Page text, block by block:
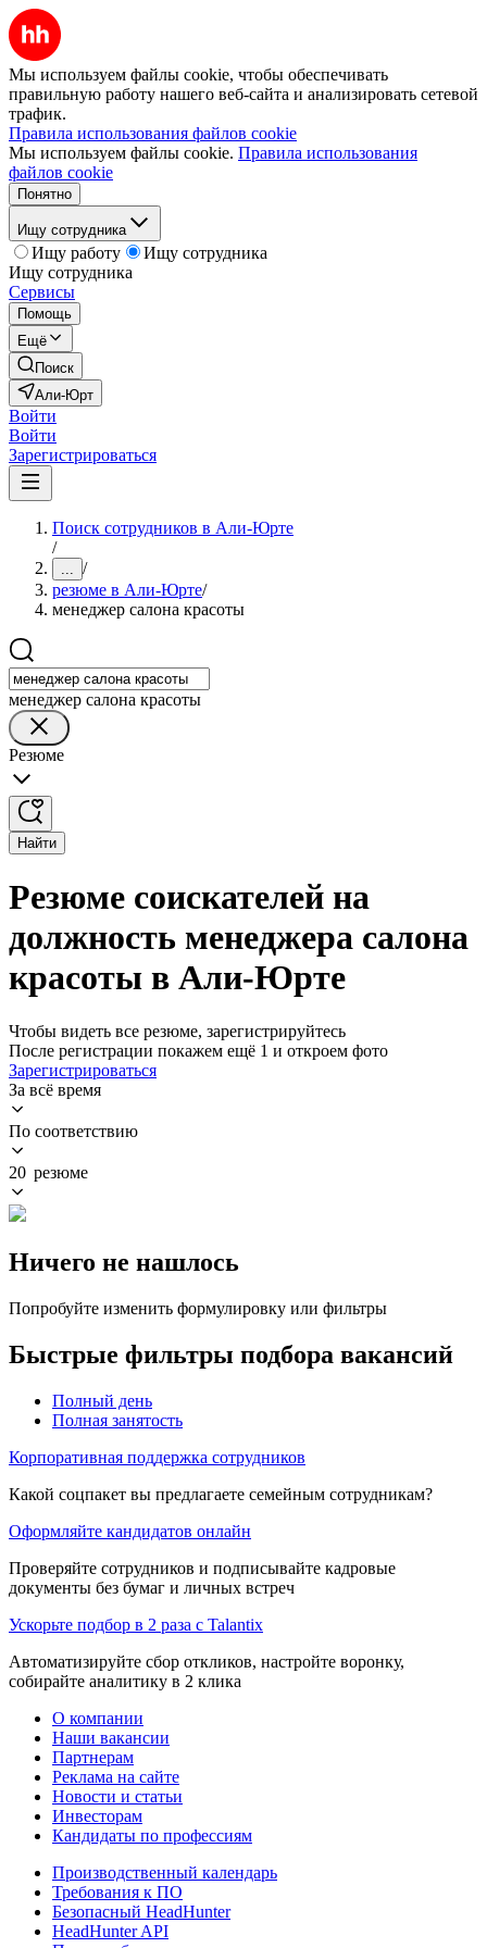
Мы используем файлы cookie, чтобы обеспечивать
правильную работу нашего веб-сайта и анализировать сетевой
трафик.
Правила использования файлов cookie
Мы используем файлы cookie. Правила использования
файлов cookie
Понятно
Ищу сотрудника
Ищу работу
Ищу сотрудника
Ищу сотрудника
Сервисы
Помощь
Ещё
Поиск
Али-Юрт
Войти
Войти
Зарегистрироваться
Поиск сотрудников в Али-Юрте
/
... /
резюме в Али-Юрте/
менеджер салона красоты
менеджер салона красоты
Резюме
Найти
Резюме соискателей на
должность менеджера салона
красоты в Али-Юрте
Чтобы видеть все резюме, зарегистрируйтесь
После регистрации покажем ещё 1 и откроем фото
Зарегистрироваться
За всё время
По соответствию
20 резюме
Ничего не нашлось
Попробуйте изменить формулировку или фильтры
Быстрые фильтры подбора вакансий
Полный день
Полная занятость
Корпоративная поддержка сотрудников
Какой соцпакет вы предлагаете семейным сотрудникам?
Оформляйте кандидатов онлайн
Проверяйте сотрудников и подписывайте кадровые
документы без бумаг и личных встреч
Ускорьте подбор в 2 раза с Talantix
Автоматизируйте сбор откликов, настройте воронку,
собирайте аналитику в 2 клика
О компании
Наши вакансии
Партнерам
Реклама на сайте
Новости и статьи
Инвесторам
Кандидаты по профессиям
Производственный календарь
Требования к ПО
Безопасный HeadHunter
HeadHunter API